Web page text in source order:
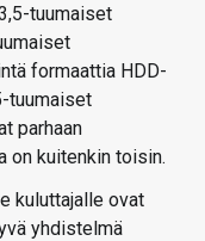
tuumaiset
formaattia HDD-
tuumaiset
parhaan
on kuitenkin toisin.
kuluttajalle ovat
yhdistelmä